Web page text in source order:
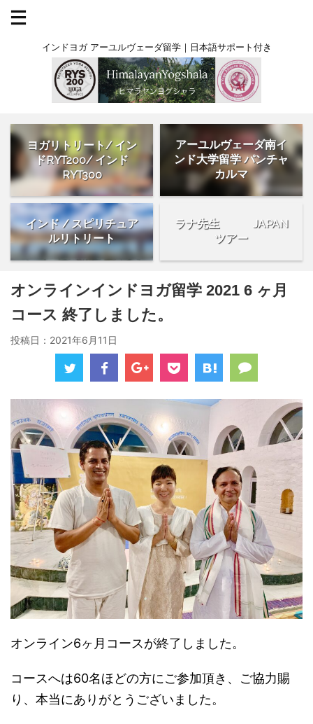
インドヨガ アーユルヴェーダ留学｜日本語サポート付き
ヨガリトリート/ イン
ドRYT200/ インド
RYT300
アーユルヴェーダ南イ
ンド大学留学 パンチャ
カルマ
インド / スピリチュア
ルリトリート
ラナ先生 JAPAN
ツアー
オンラインインドヨガ留学 2021 6 ヶ月
コース 終了しました。
投稿日： 2021年6月11日
オンライン6ヶ月コースが終了しました。
コースへは60名ほどの方にご参加頂き、ご協力賜
り、本当にありがとうございました。